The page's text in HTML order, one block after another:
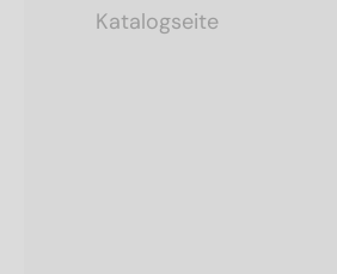
Katalogseite